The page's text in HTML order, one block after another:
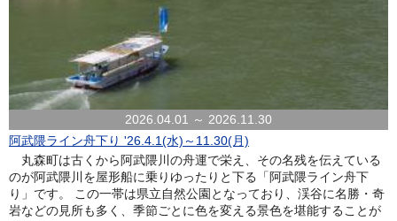
2026.04.01 ～ 2026.11.30
阿武隈ライン舟下り '26.4.1(水)～11.30(月)
丸森町は古くから阿武隈川の舟運で栄え、その名残を伝えている
のが阿武隈川を屋形船に乗りゆったりと下る「阿武隈ライン舟下
り」です。 この一帯は県立自然公園となっており、渓谷に名勝・奇
岩などの見所も多く、季節ごとに色を変える景色を堪能することが